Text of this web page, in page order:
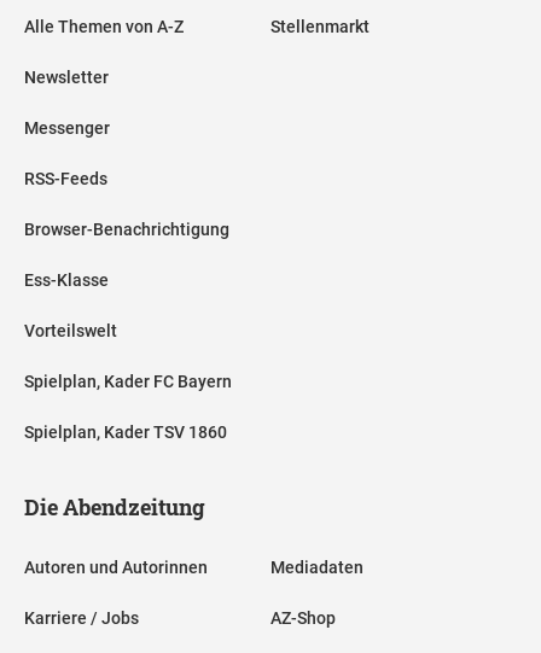
Alle Themen von A-Z
Newsletter
Messenger
RSS-Feeds
Browser-Benachrichtigung
Ess-Klasse
Vorteilswelt
Spielplan, Kader FC Bayern
Spielplan, Kader TSV 1860
Stellenmarkt
Die Abendzeitung
Autoren und Autorinnen
Karriere / Jobs
Mediadaten
AZ-Shop